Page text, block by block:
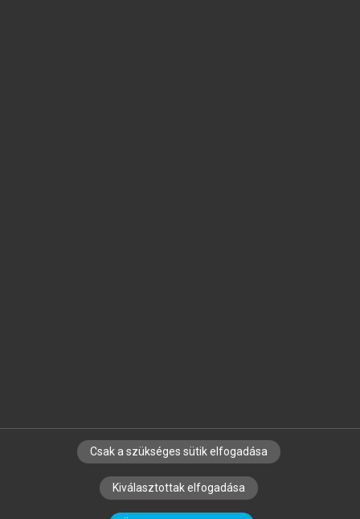
SZERZŐKNEK CÉGEKNEK KÖNYVTÁROSOKNAK
SZERKESZTÉSI ÉS LEKTORÁLÁSI ALAPELVEK
Csak a szükséges sütik elfogadása
Kiválasztottak elfogadása